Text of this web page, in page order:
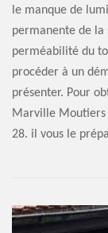
le manque de
permanente de la
perméabilité du
procéder à un
présenter. Pour
Marville Moutiers
28. il vous le